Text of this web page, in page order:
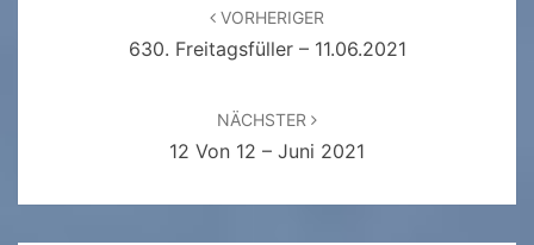
VORHERIGER
630. Freitagsfüller – 11.06.2021
NÄCHSTER
12 Von 12 – Juni 2021